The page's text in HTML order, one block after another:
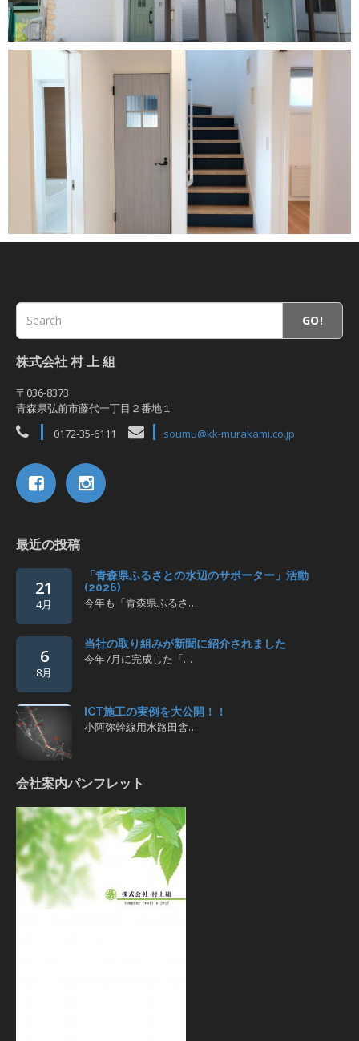
HOUSE-住宅-
GO!
株式会社 村 上 組
〒036-8373
青森県弘前市藤代一丁目２番地１
0172-35-6111
soumu@kk-murakami.co.jp
最近の投稿
21
4月
「青森県ふるさとの水辺のサポーター」活動
(2026)
今年も「青森県ふるさ…
6
8月
当社の取り組みが新聞に紹介されました
今年7月に完成した「…
ICT施工の実例を大公開！！
小阿弥幹線用水路田舎…
会社案内パンフレット